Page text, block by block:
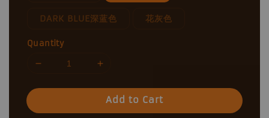
DARK BLUE深蓝色 花灰色
Quantity
Add to Cart